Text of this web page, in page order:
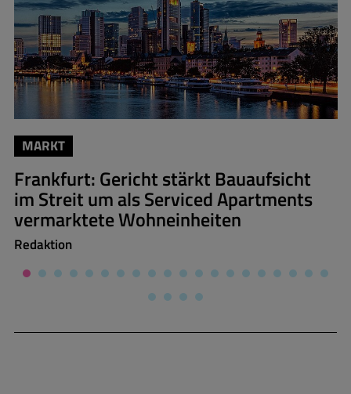
MARKT
Frankfurt: Gericht stärkt Bauaufsicht
im Streit um als Serviced Apartments
vermarktete Wohneinheiten
Redaktion